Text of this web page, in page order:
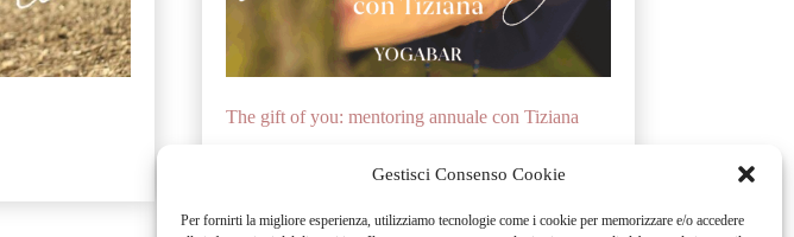
Gestisci Consenso Cookie
Per fornirti la migliore esperienza, utilizziamo tecnologie come i cookie per memorizzare e/o accedere
The gift of you: mentoring annuale con Tiziana
2,590.00